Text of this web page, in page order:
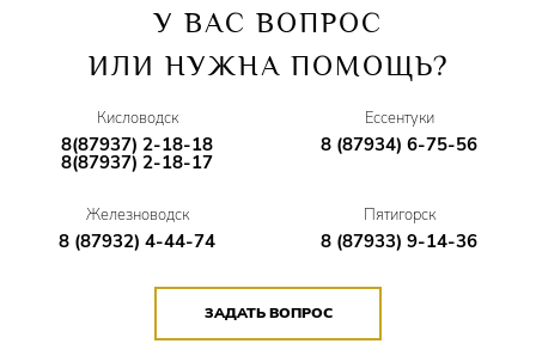
У ВАС ВОПРОС
ИЛИ НУЖНА ПОМОЩЬ?
Кисловодск
8(87937) 2-18-18
8(87937) 2-18-17
Ессентуки
8 (87934) 6-75-56
Железноводск
8 (87932) 4-44-74
Пятигорск
8 (87933) 9-14-36
ЗАДАТЬ ВОПРОС